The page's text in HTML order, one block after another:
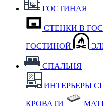
ГОСТИНАЯ
СТЕНКИ В
ГОСТИНОЙ
СПАЛЬНЯ
ИНТЕРЬЕРЫ
КРОВАТИ